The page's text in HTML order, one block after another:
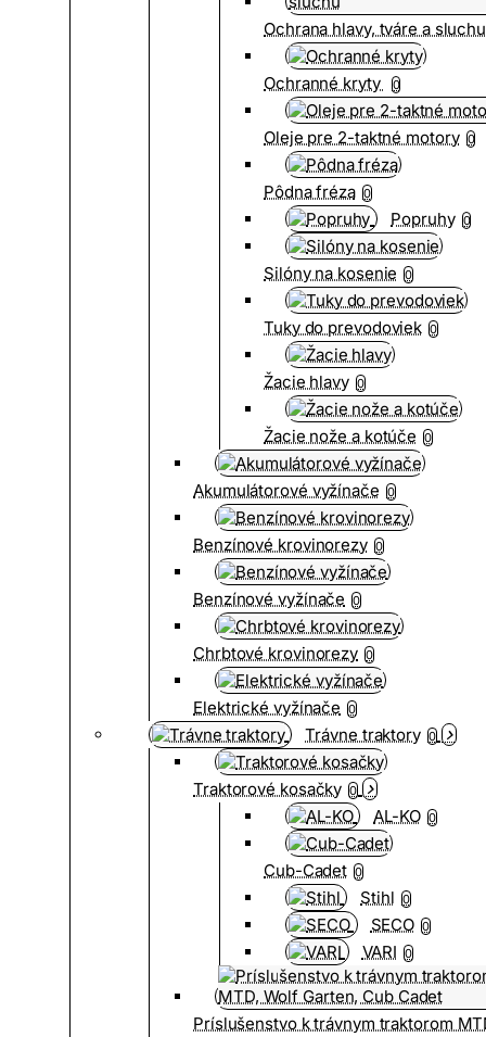
Ochrana hlavy, tváre a sluchu
Ochranné kryty 0
Oleje pre 2-taktné motory 0
Pôdna fréza 0
Popruhy 0
Silóny na kosenie 0
Tuky do prevodoviek 0
Žacie hlavy 0
Žacie nože a kotúče 0
Akumulátorové vyžínače 0
Benzínové krovinorezy 0
Benzínové vyžínače 0
Chrbtové krovinorezy 0
Elektrické vyžínače 0
Trávne traktory 0
Traktorové kosačky 0
AL-KO 0
Cub-Cadet 0
Stihl 0
SECO 0
VARI 0
Príslušenstvo k trávnym traktorom